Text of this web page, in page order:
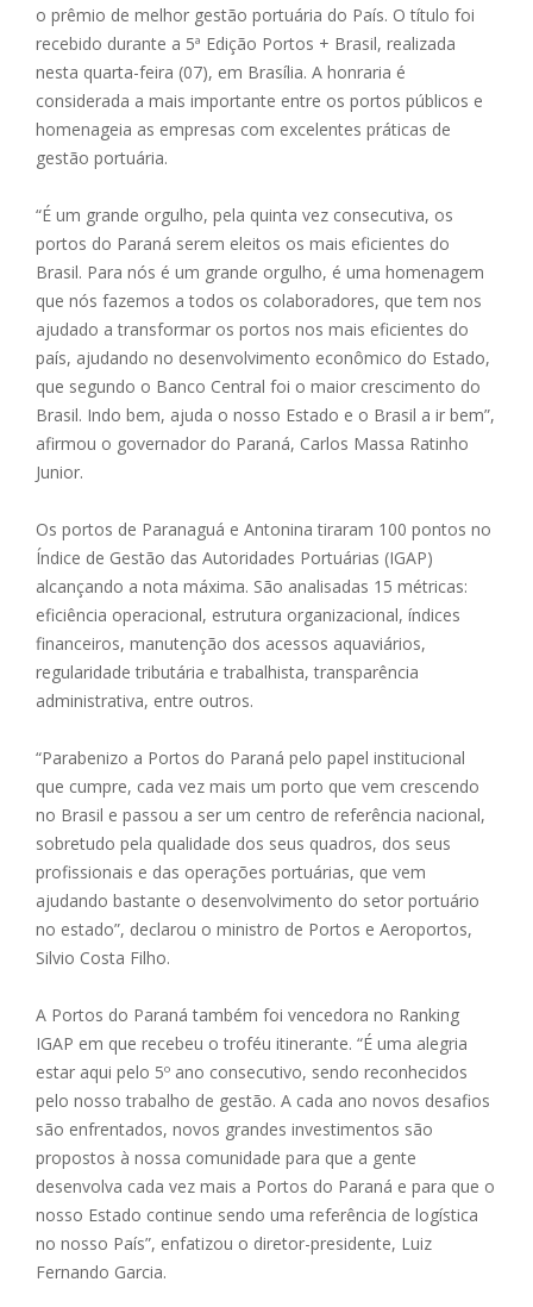
o prêmio de melhor gestão portuária do País. O título foi
recebido durante a 5ª Edição Portos + Brasil, realizada
nesta quarta-feira (07), em Brasília. A honraria é
considerada a mais importante entre os portos públicos e
homenageia as empresas com excelentes práticas de
gestão portuária.
“É um grande orgulho, pela quinta vez consecutiva, os
portos do Paraná serem eleitos os mais eficientes do
Brasil. Para nós é um grande orgulho, é uma homenagem
que nós fazemos a todos os colaboradores, que tem nos
ajudado a transformar os portos nos mais eficientes do
país, ajudando no desenvolvimento econômico do Estado,
que segundo o Banco Central foi o maior crescimento do
Brasil. Indo bem, ajuda o nosso Estado e o Brasil a ir bem”,
afirmou o governador do Paraná, Carlos Massa Ratinho
Junior.
Os portos de Paranaguá e Antonina tiraram 100 pontos no
Índice de Gestão das Autoridades Portuárias (IGAP)
alcançando a nota máxima. São analisadas 15 métricas:
eficiência operacional, estrutura organizacional, índices
financeiros, manutenção dos acessos aquaviários,
regularidade tributária e trabalhista, transparência
administrativa, entre outros.
“Parabenizo a Portos do Paraná pelo papel institucional
que cumpre, cada vez mais um porto que vem crescendo
no Brasil e passou a ser um centro de referência nacional,
sobretudo pela qualidade dos seus quadros, dos seus
profissionais e das operações portuárias, que vem
ajudando bastante o desenvolvimento do setor portuário
no estado”, declarou o ministro de Portos e Aeroportos,
Silvio Costa Filho.
A Portos do Paraná também foi vencedora no Ranking
IGAP em que recebeu o troféu itinerante. “É uma alegria
estar aqui pelo 5º ano consecutivo, sendo reconhecidos
pelo nosso trabalho de gestão. A cada ano novos desafios
são enfrentados, novos grandes investimentos são
propostos à nossa comunidade para que a gente
desenvolva cada vez mais a Portos do Paraná e para que o
nosso Estado continue sendo uma referência de logística
no nosso País”, enfatizou o diretor-presidente, Luiz
Fernando Garcia.